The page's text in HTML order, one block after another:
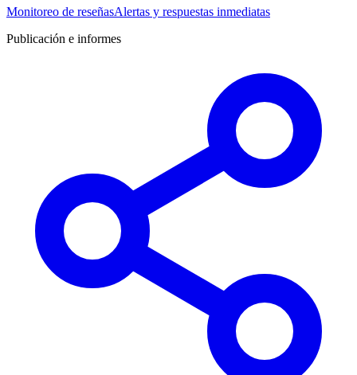
Monitoreo de reseñasAlertas y respuestas inmediatas
Publicación e informes